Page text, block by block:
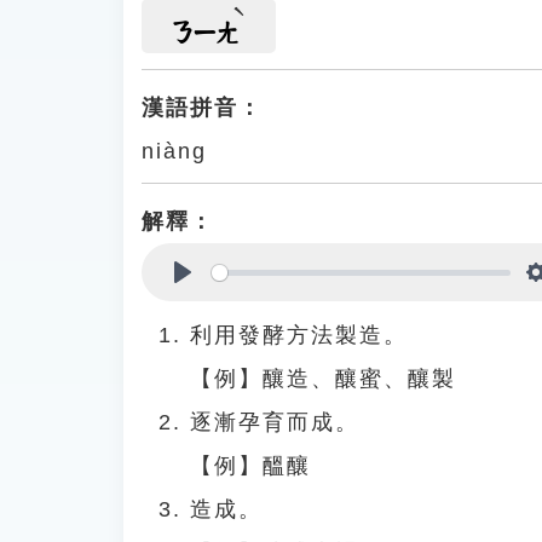
ㄋㄧㄤ
漢語拼音：
niàng
解釋：
利用發酵方法製造。
【例】釀造、釀蜜、釀製
逐漸孕育而成。
【例】醞釀
造成。